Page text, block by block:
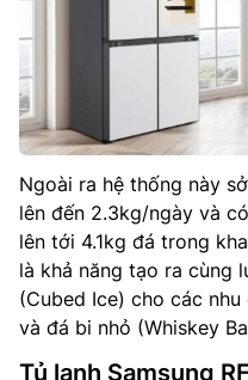
Ngoài ra hệ thống này
lên đến 2.3kg/ngày và
lên tới 4.1kg đá trong
là khả năng tạo ra cùng
(Cubed Ice) cho các
và đá bi nhỏ (Whiskey
Tủ lạnh Samsung